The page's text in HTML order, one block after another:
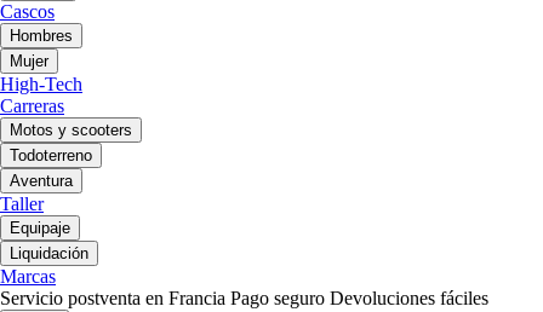
Cascos
Hombres
Mujer
High-Tech
Carreras
Motos y scooters
Todoterreno
Aventura
Taller
Equipaje
Liquidación
Marcas
Servicio postventa en Francia Pago seguro Devoluciones fáciles